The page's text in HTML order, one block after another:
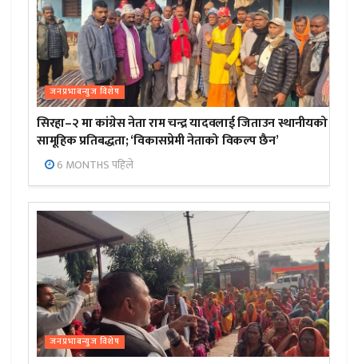
जनप्रभाबन्युज विशेष
सिरहा–२ मा कांग्रेस नेता राम चन्द्र यादवलाई जिताउन स्थानीयको
सामूहिक प्रतिबद्धता; ‘विकासप्रेमी नेताको विकल्प छैन’
6 MONTHS पहिले
जनप्रभाबन्युज विशेष